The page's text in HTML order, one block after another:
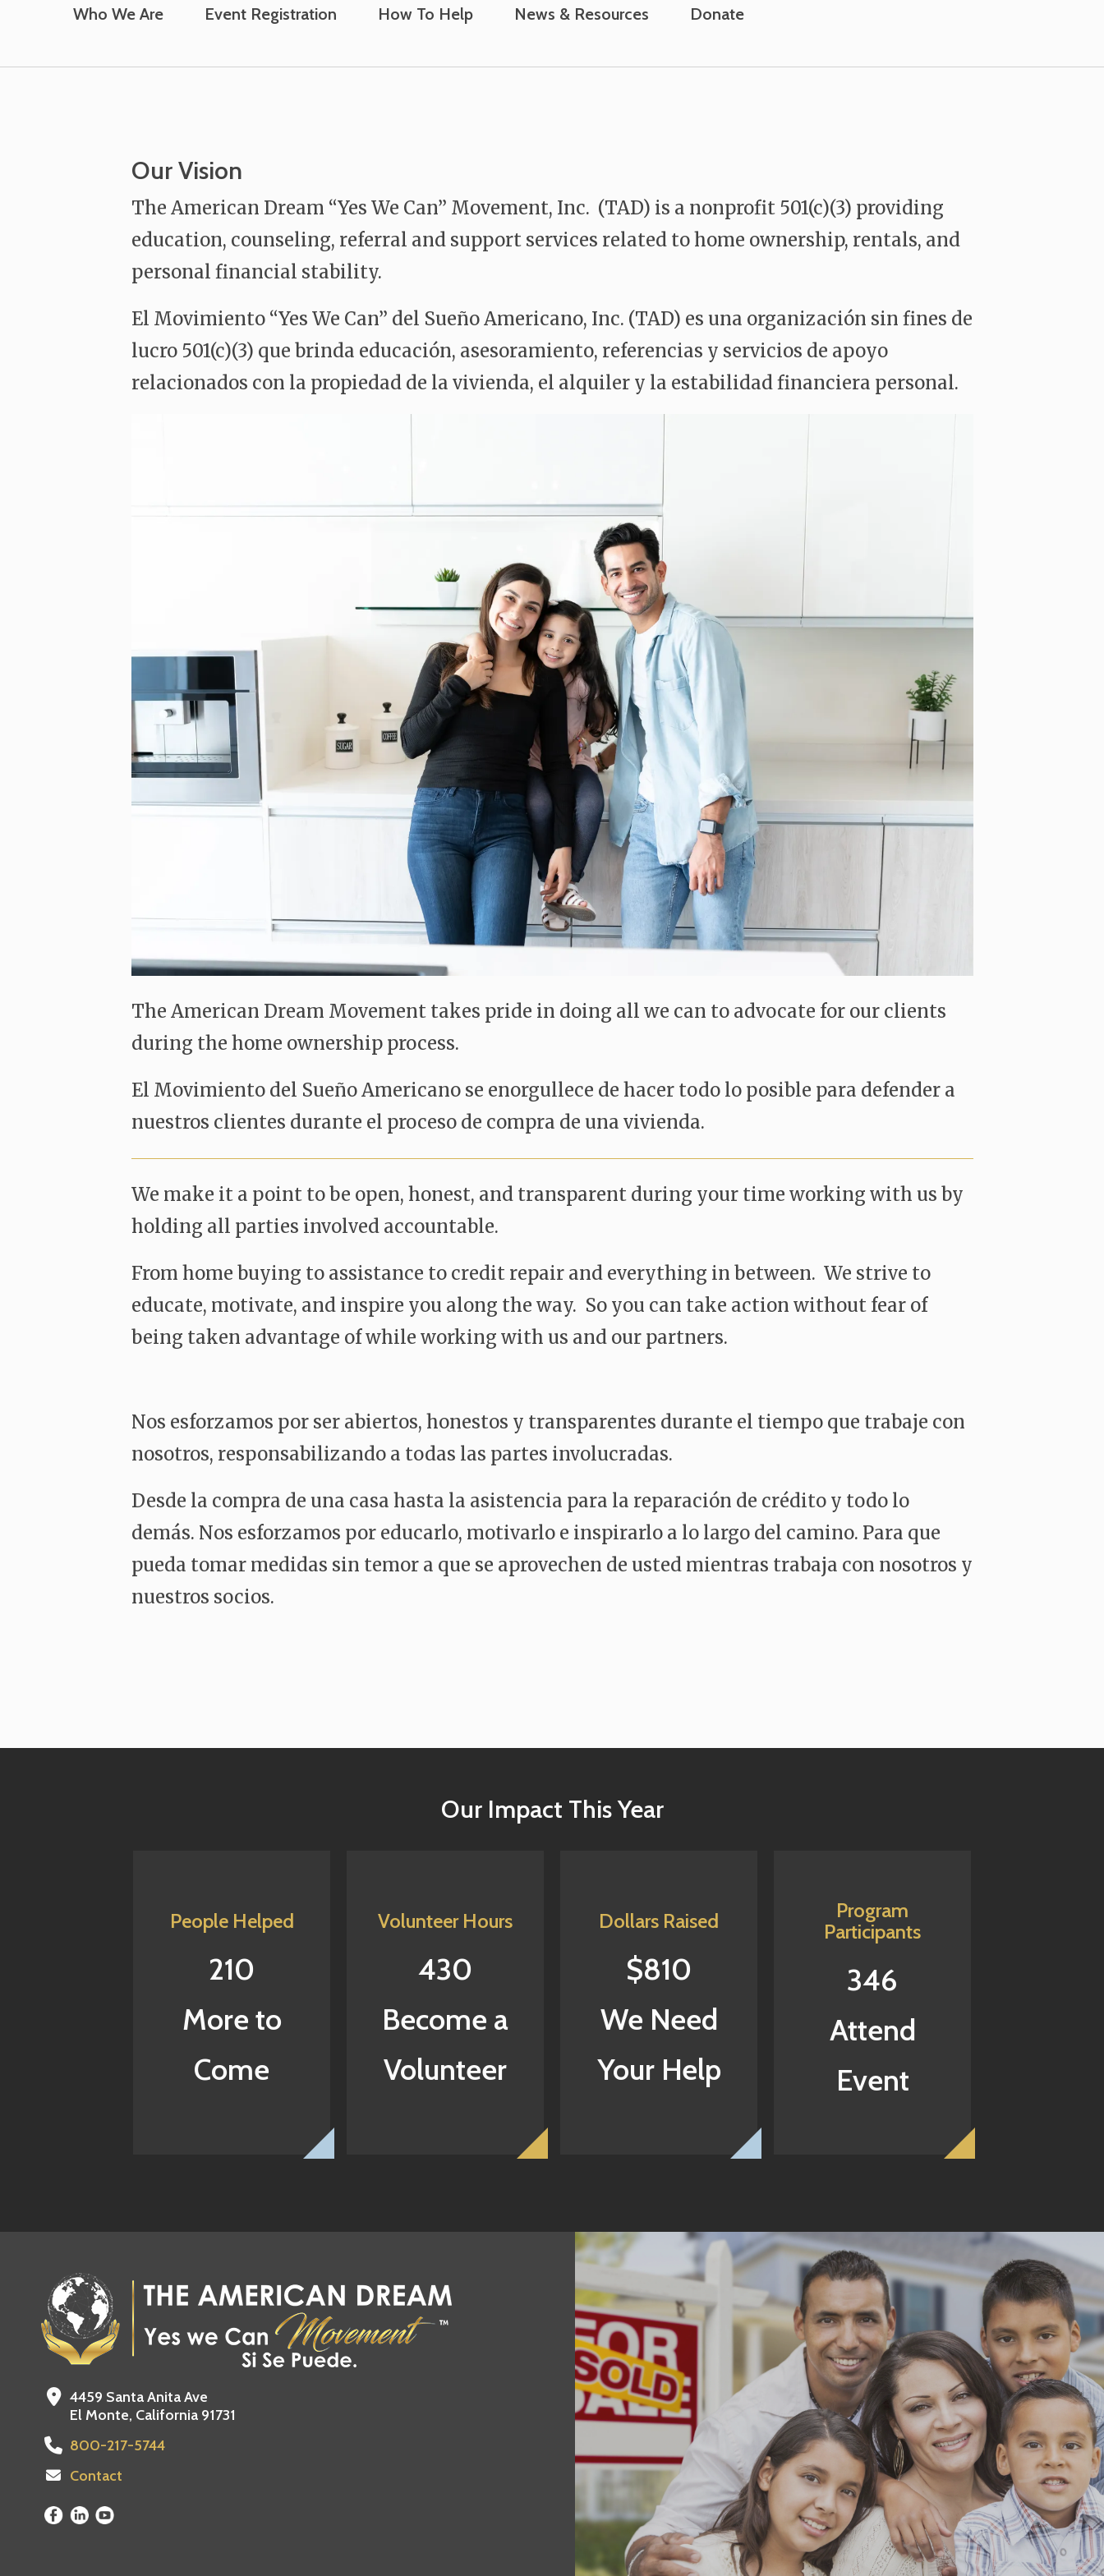
swipe
Who We Are Event Registration How To Help News & Resources Donate
Our Vision
The American Dream “Yes We Can” Movement, Inc. (TAD) is a nonprofit 501(c)(3) providing
education, counseling, referral and support services related to home ownership, rentals, and
personal financial stability.
El Movimiento “Yes We Can” del Sueño Americano, Inc. (TAD) es una organización sin fines de
lucro 501(c)(3) que brinda educación, asesoramiento, referencias y servicios de apoyo
relacionados con la propiedad de la vivienda, el alquiler y la estabilidad financiera personal.
The American Dream Movement takes pride in doing all we can to advocate for our clients
during the home ownership process.
El Movimiento del Sueño Americano se enorgullece de hacer todo lo posible para defender a
nuestros clientes durante el proceso de compra de una vivienda.
We make it a point to be open, honest, and transparent during your time working with us by
holding all parties involved accountable.
From home buying to assistance to credit repair and everything in between. We strive to
educate, motivate, and inspire you along the way. So you can take action without fear of
being taken advantage of while working with us and our partners.
Nos esforzamos por ser abiertos, honestos y transparentes durante el tiempo que trabaje con
nosotros, responsabilizando a todas las partes involucradas.
Desde la compra de una casa hasta la asistencia para la reparación de crédito y todo lo
demás. Nos esforzamos por educarlo, motivarlo e inspirarlo a lo largo del camino. Para que
pueda tomar medidas sin temor a que se aprovechen de usted mientras trabaja con nosotros y
nuestros socios.
Our Impact This Year
People Helped
210
More to
Come
Volunteer Hours
430
Become a
Volunteer
Dollars Raised
$810
We Need
Your Help
Program
Participants
346
Attend
Event
4459 Santa Anita Ave
El Monte, California 91731
800-217-5744
Contact